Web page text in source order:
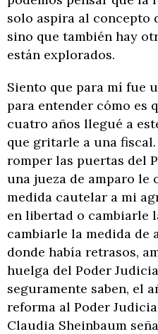
solo aspira al concepto
sino que también hay
están explorados.
Siento que para mí fue
para entender cómo es
cuatro años llegué a
que gritarle a una
romper las puertas del
una jueza de amparo le
medida cautelar a mi
en libertad o cambiarle
cambiarle la medida
donde había retrasos,
huelga del Poder
seguramente saben, el
reforma al Poder
Claudia Sheinbaum